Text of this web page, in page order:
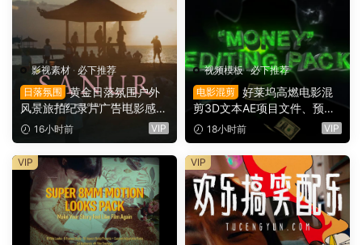
影视素材 · 必下推荐
日落氛围
黄金日落氛围户外
风景旅拍纪录片广告电影感短
片达芬奇调色节点+LUT调色
预设（16144）
16小时前 VIP
视频模板·必下推荐
电影混剪 好莱坞高燃电影混
剪3D文本AE项目文件、预
设、效果、项目设置素材包 M
oney” Editing Pack（1614
3）
18小时前 VIP
VIP VIP